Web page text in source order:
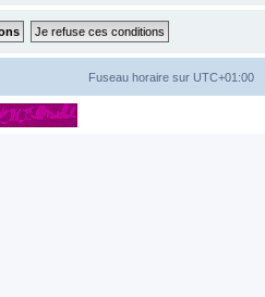
Fuseau horaire sur UTC+01:00